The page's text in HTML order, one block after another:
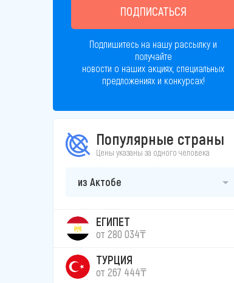
ПОДПИСАТЬСЯ
Подпишитесь на нашу рассылку и
получайте
новости о наших акциях, специальных
предложениях и конкурсах!
Популярные страны
Цены указаны за одного человека
из Актобе
ЕГИПЕТ
от 280 034₸
ТУРЦИЯ
от 267 444₸